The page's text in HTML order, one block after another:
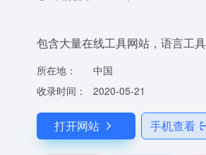
包含大量在线工具网站，语言工
所在地：
中国
收录时间：
2020-05-21
打开网站 手机查看